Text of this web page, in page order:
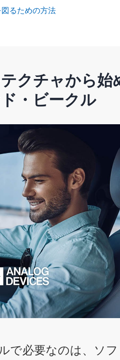
るための方法
クチャから始
・ビークル
で必要なのは、ソフ